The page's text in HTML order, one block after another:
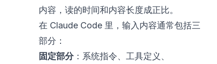
内容，读的时间和内容长度成正比。
在 Claude Code 里，输入内容通常包括三
部分：
固定部分：系统指令、工具定义、